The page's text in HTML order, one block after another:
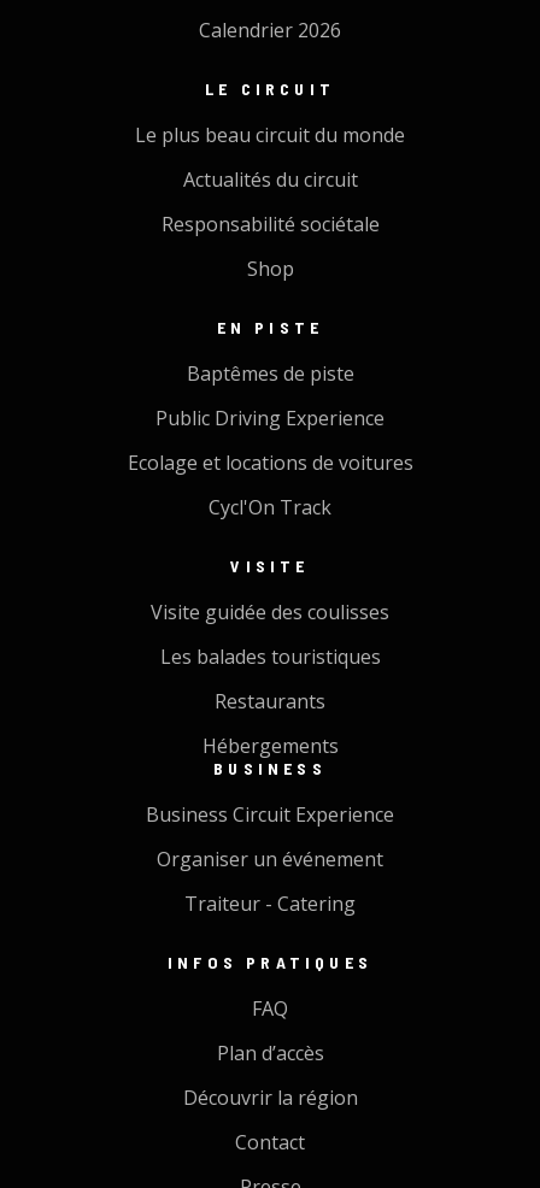
Calendrier 2026
LE CIRCUIT
Le plus beau circuit du monde
Actualités du circuit
Responsabilité sociétale
Shop
EN PISTE
Baptêmes de piste
Public Driving Experience
Ecolage et locations de voitures
Cycl'On Track
VISITE
Visite guidée des coulisses
Les balades touristiques
Restaurants
Hébergements
BUSINESS
Business Circuit Experience
Organiser un événement
Traiteur - Catering
INFOS PRATIQUES
FAQ
Plan d’accès
Découvrir la région
Contact